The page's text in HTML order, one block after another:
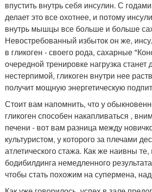
впустить внутрь себя инсулин. С
делает это все охотнее, и потому
внутрь мышцы все больше и больше
Невостребованный избыток он же,
в гликоген - своего рода, сахарные
очередной тренировке нагрузка
нестерпимой, гликоген внутри нее
получит мощную энергетическую
Стоит вам напомнить, что у
гликоген способен накапливаться ,
печени - вот вам разница между
культуристом, у которого за плечами
атлетического стажа. Как же наивны те,
бодибилдинга немедленного
чтобы стать похожим на супермена,